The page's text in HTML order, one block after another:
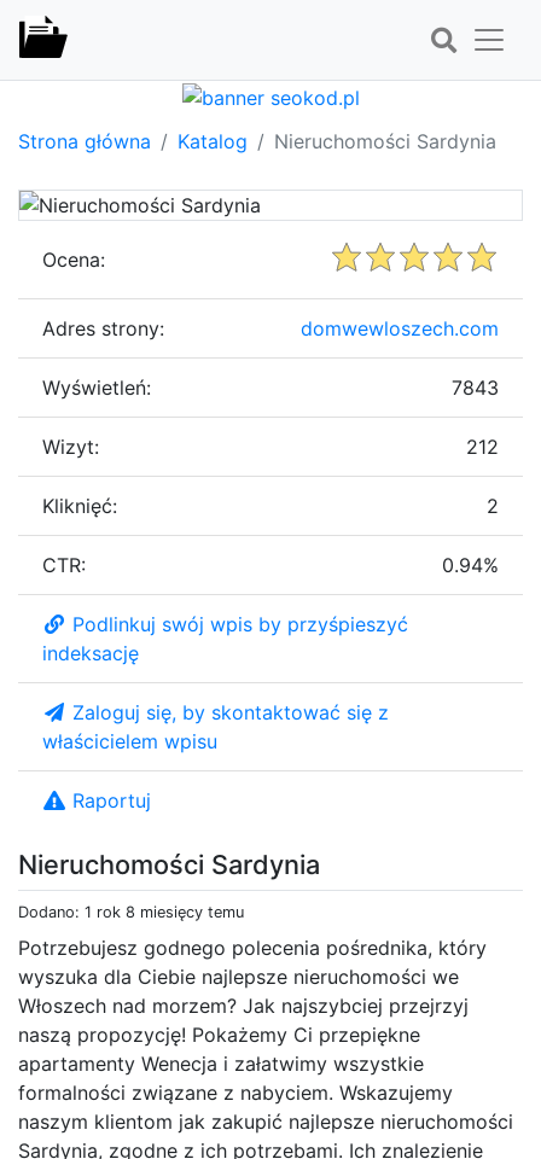
Strona główna Katalog Nieruchomości Sardynia
Nieruchomości Sardynia
Dodano: 1 rok 8 miesięcy temu
Potrzebujesz godnego polecenia pośrednika, który
wyszuka dla Ciebie najlepsze nieruchomości we
Włoszech nad morzem? Jak najszybciej przejrzyj
naszą propozycję! Pokażemy Ci przepiękne
apartamenty Wenecja i załatwimy wszystkie
formalności związane z nabyciem. Wskazujemy
naszym klientom jak zakupić najlepsze nieruchomości
Sardynia, zgodne z ich potrzebami. Ich znalezienie
Ocena:
Adres strony: domwewloszech.com
Wyświetleń: 7843
Wizyt: 212
Kliknięć: 2
CTR: 0.94%
Podlinkuj swój wpis by przyśpieszyć
indeksację
Zaloguj się, by skontaktować się z
właścicielem wpisu
Raportuj